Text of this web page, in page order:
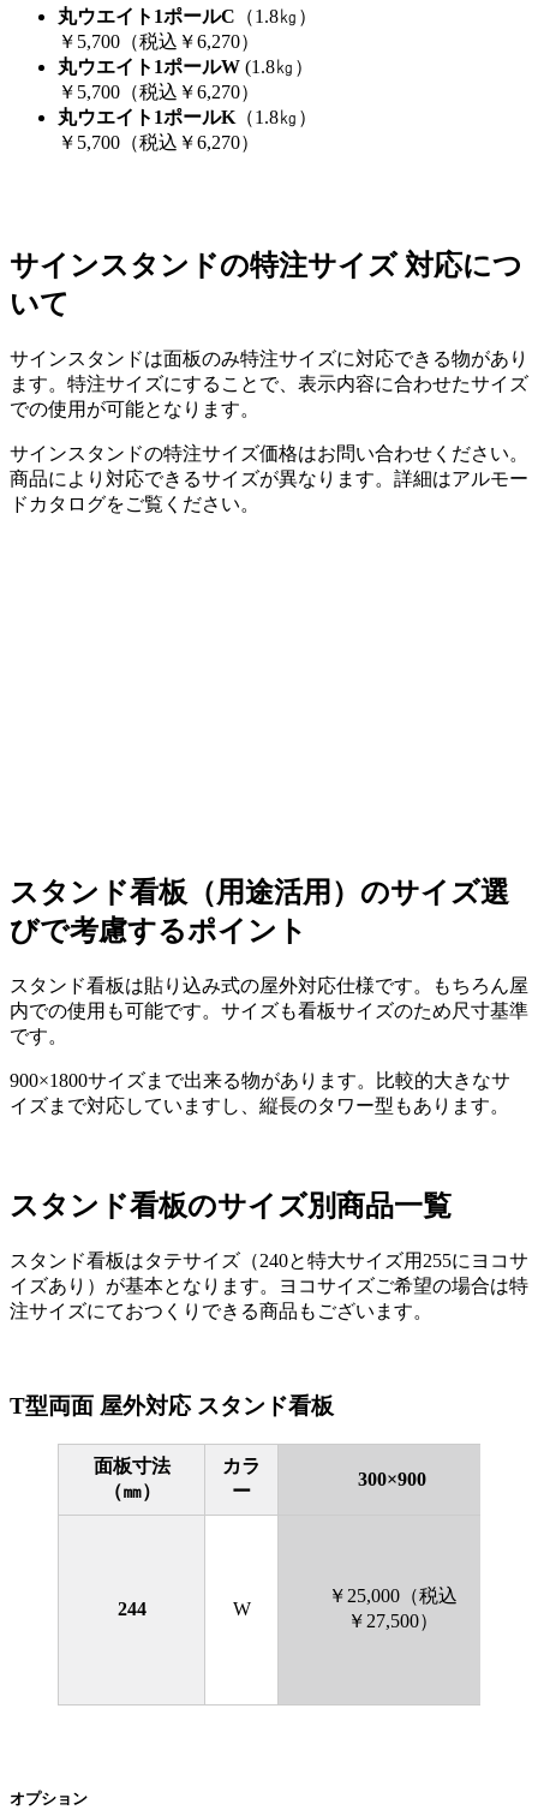
丸ウエイト1ポールC （1.8㎏）
￥5,700（税込￥6,270）
丸ウエイト1ポールW (1.8㎏）
￥5,700（税込￥6,270）
丸ウエイト1ポールK （1.8㎏）
￥5,700（税込￥6,270）
サインスタンドの特注サイズ 対応につ
いて
サインスタンドは面板のみ特注サイズに対応できる物があり
ます。特注サイズにすることで、表示内容に合わせたサイズ
での使用が可能となります。
サインスタンドの特注サイズ価格はお問い合わせください。
商品により対応できるサイズが異なります。詳細はアルモー
ドカタログをご覧ください。
スタンド看板（用途活用）のサイズ選
びで考慮するポイント
スタンド看板は貼り込み式の屋外対応仕様です。もちろん屋
内での使用も可能です。サイズも看板サイズのため尺寸基準
です。
900×1800サイズまで出来る物があります。比較的大きなサ
イズまで対応していますし、縦長のタワー型もあります。
スタンド看板のサイズ別商品一覧
スタンド看板はタテサイズ（240と特大サイズ用255にヨコサ
イズあり）が基本となります。ヨコサイズご希望の場合は特
注サイズにておつくりできる商品もございます。
T型両面 屋外対応 スタンド看板
面板寸法
（㎜）
カラ
ー
300×900
244 W
￥25,000（税込
￥27,500）
オプション